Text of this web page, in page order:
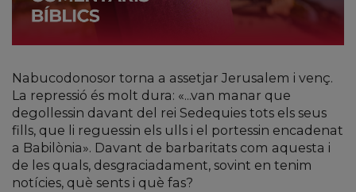
Nabucodonosor torna a assetjar Jerusalem i venç.
La repressió és molt dura: «...van manar que
degollessin davant del rei Sedequies tots els seus
fills, que li reguessin els ulls i el portessin encadenat
a Babilònia». Davant de barbaritats com aquesta i
de les quals, desgraciadament, sovint en tenim
notícies, què sents i què fas?